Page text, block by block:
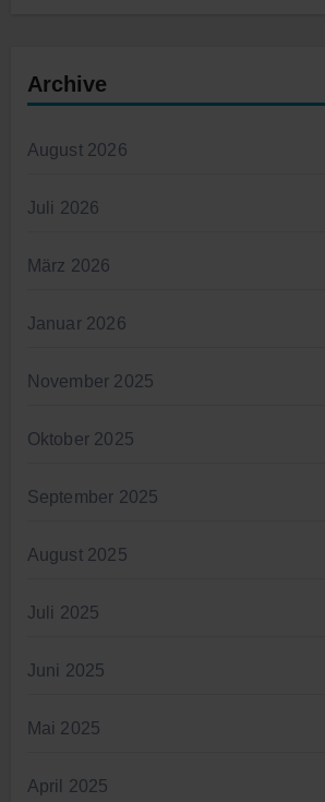
Archive
August 2026
Juli 2026
März 2026
Januar 2026
November 2025
Oktober 2025
September 2025
August 2025
Juli 2025
Juni 2025
Mai 2025
April 2025